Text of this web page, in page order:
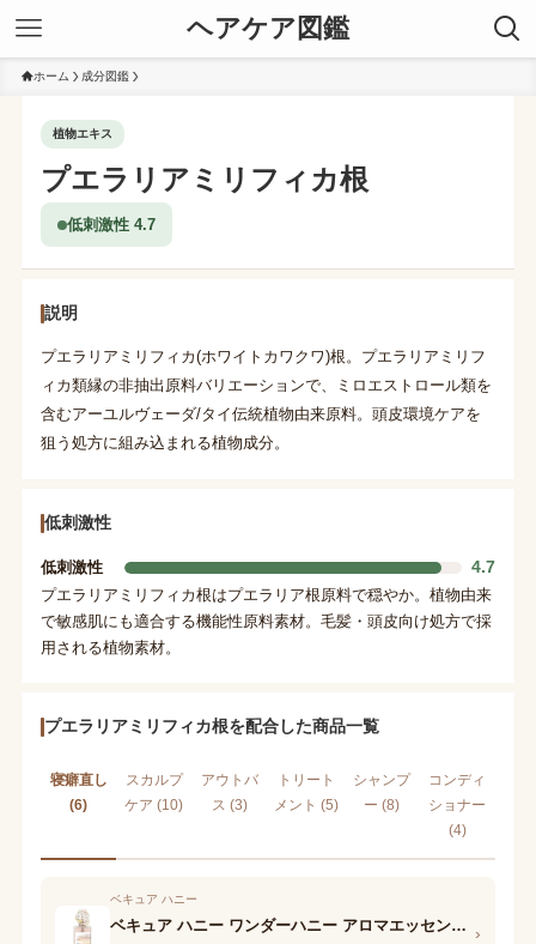
ヘアケア図鑑
ホーム 成分図鑑
植物エキス
プエラリアミリフィカ根
低刺激性 4.7
説明
プエラリアミリフィカ(ホワイトカワクワ)根。プエラリアミリフ
ィカ類縁の非抽出原料バリエーションで、ミロエストロール類を
含むアーユルヴェーダ/タイ伝統植物由来原料。頭皮環境ケアを
狙う処方に組み込まれる植物成分。
低刺激性
低刺激性 4.7
プエラリアミリフィカ根はプエラリア根原料で穏やか。植物由来
で敏感肌にも適合する機能性原料素材。毛髪・頭皮向け処方で採
用される植物素材。
プエラリアミリフィカ根を配合した商品一覧
寝癖直し
(6)
スカルプ
ケア (10)
アウトバ
ス (3)
トリート
メント (5)
シャンプ
ー (8)
コンディ
ショナー
(4)
ベキュア ハニー
ベキュア ハニー ワンダーハニー アロマエッセンスシャワー n 花風の森 ›